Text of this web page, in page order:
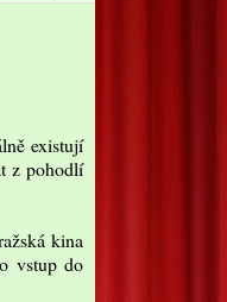
existují
z pohodlí
kina
vstup do